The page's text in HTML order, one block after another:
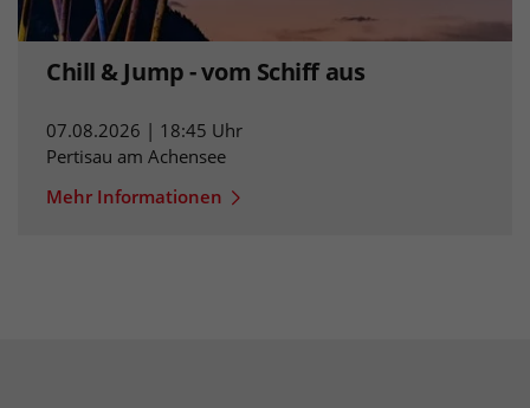
Chill & Jump - vom Schiff aus
07.08.2026 | 18:45 Uhr
Pertisau am Achensee
Mehr Informationen